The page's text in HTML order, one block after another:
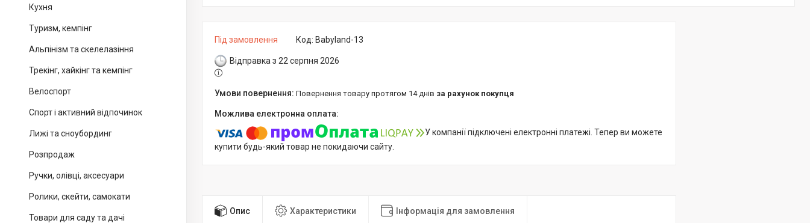
Кухня
Туризм, кемпінг
Альпінізм та скелелазіння
Трекінг, хайкінг та кемпінг
Велоспорт
Спорт і активний відпочинок
Лижі та сноубординг
Розпродаж
Ручки, олівці, аксесуари
Ролики, скейти, самокати
Товари для саду та дачі
Під замовлення Код: Babyland-13
Відправка з 22 серпня 2026
повернення товару протягом 14 днів за рахунок покупця
У компанії підключені електронні платежі. Тепер ви можете
купити будь-який товар не покидаючи сайту.
Опис Характеристики Інформація для замовлення